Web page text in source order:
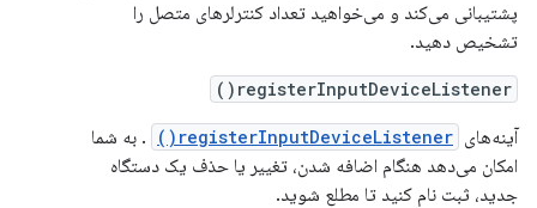
پشتیبانی می‌کند و می‌خواهید تعداد کنترلرهای متصل را
تشخیص دهید.
registerInputDeviceListener()
آینه‌های registerInputDeviceListener()
. به شما
امکان می‌دهد هنگام اضافه شدن، تغییر یا حذف یک دستگاه
جدید، ثبت نام کنید تا مطلع شوید.